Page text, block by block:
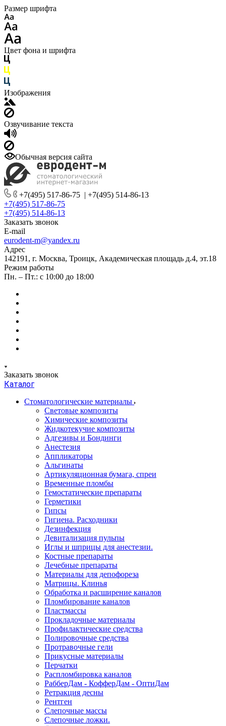
Размер шрифта
Цвет фона и шрифта
Изображения
Озвучивание текста
Обычная версия сайта
+7(495) 517-86-75 | +7(495) 514-86-13
+7(495) 517-86-75
+7(495) 514-86-13
Заказать звонок
E-mail
eurodent-m@yandex.ru
Адрес
142191, г. Москва, Троицк, Академическая площадь д.4, эт.18
Режим работы
Пн. – Пт.: с 10:00 до 18:00
Заказать звонок
Каталог
Стоматологические материалы
Световые композиты
Химические композиты
Жидкотекучие композиты
Адгезивы и Бондинги
Анестезия
Аппликаторы
Альгинаты
Артикуляционная бумага, спреи
Временные пломбы
Гемостатические препараты
Герметики
Гипсы
Гигиена. Расходники
Дезинфекция
Девитализация пульпы
Иглы и шприцы для анестезии.
Костные препараты
Лечебные препараты
Материалы для депофореза
Матрицы. Клинья
Обработка и расширение каналов
Пломбирование каналов
Пластмассы
Прокладочные материалы
Профилактические средства
Полировочные средства
Протравочные гели
Прикусные материалы
Перчатки
Распломбировка каналов
РабберДам - КофферДам - ОптиДам
Ретракция десны
Рентген
Слепочные массы
Слепочные ложки.